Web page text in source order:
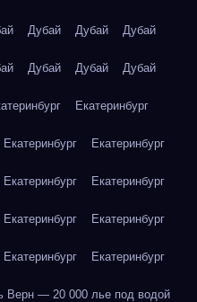
Дубай Дубай Дубай
Дубай Дубай Дубай
Екатеринбург
Екатеринбург Екатеринбург
Екатеринбург Екатеринбург
Екатеринбург Екатеринбург
Екатеринбург Екатеринбург
— 20 000 лье под водой